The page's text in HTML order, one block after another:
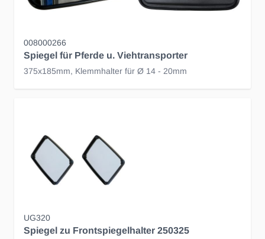
008000266
Spiegel für Pferde u. Viehtransporter
375x185mm, Klemmhalter für Ø 14 - 20mm
UG320
Spiegel zu Frontspiegelhalter 250325